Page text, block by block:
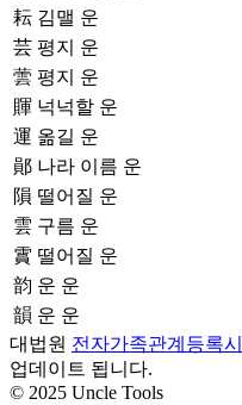
耘 김맬 운
芸 평지 운
蕓 평지 운
賱 넉넉할 운
運 옮길 운
鄖 나라 이름 운
隕 떨어질 운
雲 구름 운
霣 떨어질 운
韵 운 운
韻 운 운
대법원 전자가족관계등록
업데이트 됩니다.
© 2025 Uncle Tools